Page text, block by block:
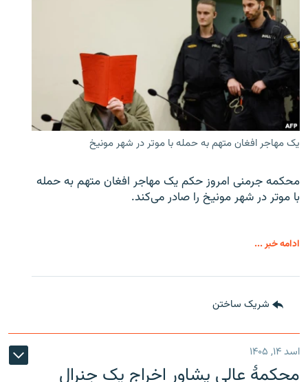
یک مهاجر افغان متهم به حمله با موتر در شهر مونیخ
محکمه جرمنی امروز حکم یک مهاجر افغان متهم به حمله
با موتر در شهر مونیخ را صادر می‌کند.
ادامه خبر ...
شریک ساختن
اسد ۱۴, ۱۴۰۵
محکمۀ عالی پشاور اخراج یک جنرال